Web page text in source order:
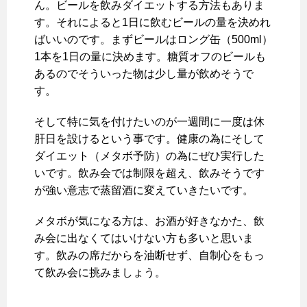
ん。ビールを飲みダイエットする方法もありま
す。それによると1日に飲むビールの量を決めれ
ばいいのです。まずビールはロング缶（500ml）
1本を1日の量に決めます。糖質オフのビールも
あるのでそういった物は少し量が飲めそうで
す。
そして特に気を付けたいのが一週間に一度は休
肝日を設けるという事です。健康の為にそして
ダイエット（メタボ予防）の為にぜひ実行した
いです。飲み会では制限を超え、飲みそうです
が強い意志で蒸留酒に変えていきたいです。
メタボが気になる方は、お酒が好きなかた、飲
み会に出なくてはいけない方も多いと思いま
す。飲みの席だからを油断せず、自制心をもっ
て飲み会に挑みましょう。